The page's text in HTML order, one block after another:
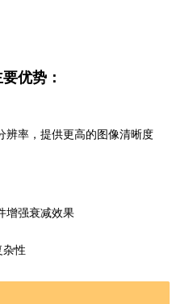
优势：
辨率，提供更高的图像清晰度
增强衰减效果
杂性